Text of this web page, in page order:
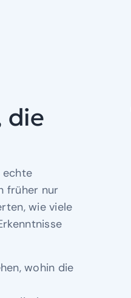
die
echte
früher nur
wie viele
wohin die